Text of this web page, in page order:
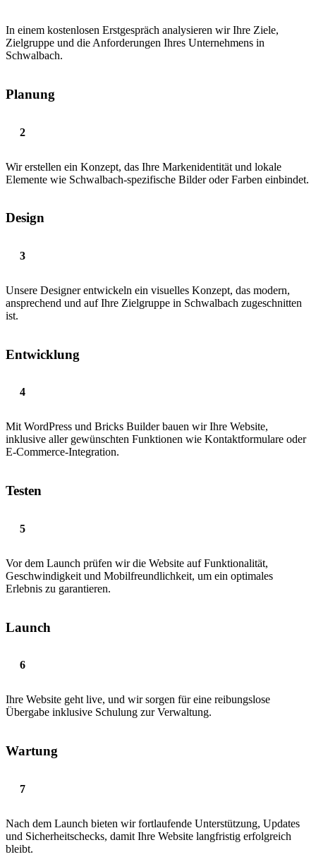
In einem kostenlosen Erstgespräch analysieren wir Ihre Ziele,
Zielgruppe und die Anforderungen Ihres Unternehmens in
Schwalbach.
Planung
Wir erstellen ein Konzept, das Ihre Markenidentität und lokale
Elemente wie Schwalbach-spezifische Bilder oder Farben einbindet.
Design
Unsere Designer entwickeln ein visuelles Konzept, das modern,
ansprechend und auf Ihre Zielgruppe in Schwalbach zugeschnitten
ist.
Entwicklung
Mit WordPress und Bricks Builder bauen wir Ihre Website,
inklusive aller gewünschten Funktionen wie Kontaktformulare oder
E-Commerce-Integration.
Testen
Vor dem Launch prüfen wir die Website auf Funktionalität,
Geschwindigkeit und Mobilfreundlichkeit, um ein optimales
Erlebnis zu garantieren.
Launch
Ihre Website geht live, und wir sorgen für eine reibungslose
Übergabe inklusive Schulung zur Verwaltung.
Wartung
Nach dem Launch bieten wir fortlaufende Unterstützung, Updates
und Sicherheitschecks, damit Ihre Website langfristig erfolgreich
bleibt.